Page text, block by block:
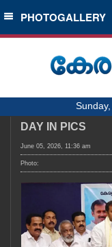
SECTIONS
HOME
NOTIFIED NEWS
KERALA
OBITUARY
PHOTOGALLERY
DAY IN PICS
June 05, 2026, 11:36 am
Photo: